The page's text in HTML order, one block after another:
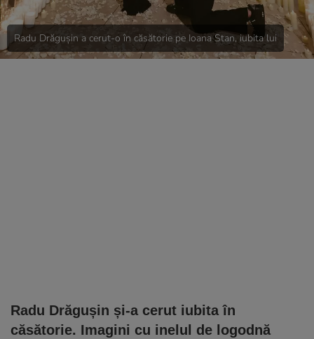
Radu Drăgușin a cerut-o în căsătorie pe Ioana Stan, iubita lui
Radu Drăgușin și-a cerut iubita în
căsătorie. Imagini cu inelul de logodnă